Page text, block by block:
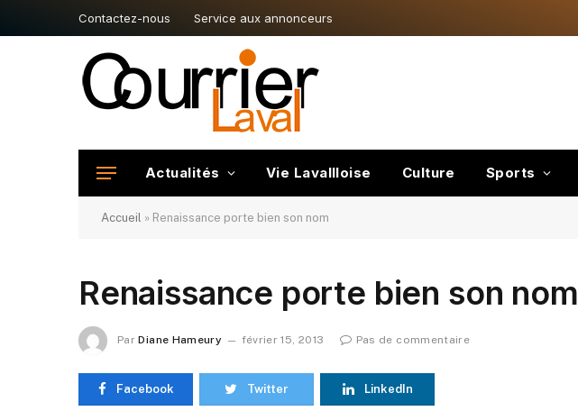
Contactez-nous Service aux annonceurs
Actualités Vie Lavallloise Culture Sports
Accueil » Renaissance porte bien son nom
Renaissance porte bien son nom
Par Diane Hameury février 15, 2013 Pas de commentaire
Facebook Twitter LinkedIn